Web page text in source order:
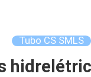
Tubo CS SMLS